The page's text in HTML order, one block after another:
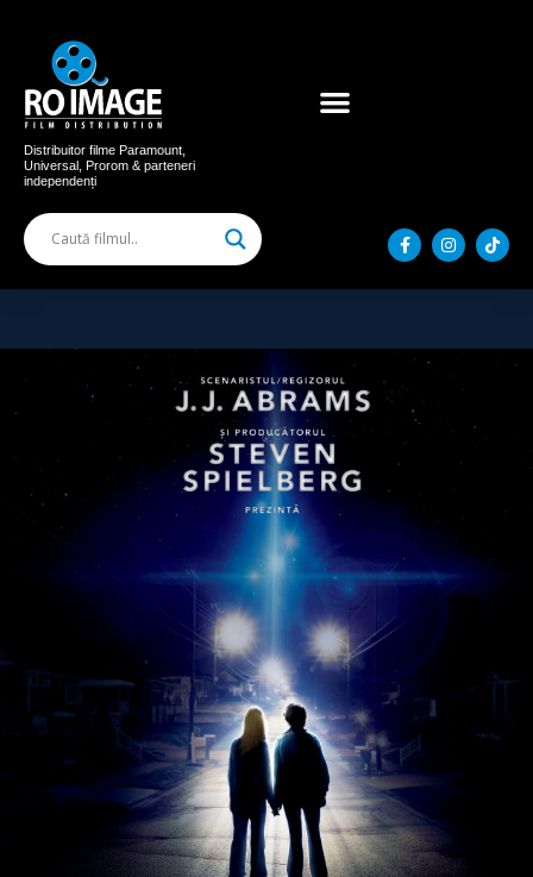
Distribuitor filme Paramount,
Universal, Prorom & parteneri
independenți